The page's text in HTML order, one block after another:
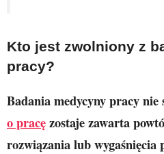
Kto jest zwolniony z
pracy?
Badania medycyny pracy nie
o pracęzostaje zawarta
rozwiązania lub wygaśnięcia